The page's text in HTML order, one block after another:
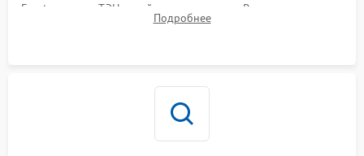
Frost, включая ТЭН оттайки и вентилятор. Ремонт или замена
платы управления при сбоях алгоритмов.
Подробнее